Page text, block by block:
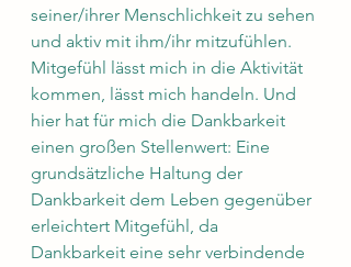
seiner/ihrer Menschlichkeit zu sehen
und aktiv mit ihm/ihr mitzufühlen.
Mitgefühl lässt mich in die Aktivität
kommen, lässt mich handeln. Und
hier hat für mich die Dankbarkeit
einen großen Stellenwert: Eine
grundsätzliche Haltung der
Dankbarkeit dem Leben gegenüber
erleichtert Mitgefühl, da
Dankbarkeit eine sehr verbindende